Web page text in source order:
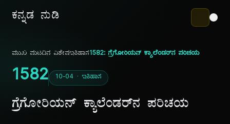
ಕನ್ನಡ ನುಡಿ
ಮುಖ ಪುಟದಿನ ವಿಶೇಷಇತಿಹಾಸ1582: ಗ್ರೆಗೋರಿಯನ್ ಕ್ಯಾಲೆಂಡರ್‌ನ ಪರಿಚಯ
1582 10-04 · ಇತಿಹಾಸ
ಗ್ರೆಗೋರಿಯನ್ ಕ್ಯಾಲೆಂಡರ್‌ನ ಪರಿಚಯ